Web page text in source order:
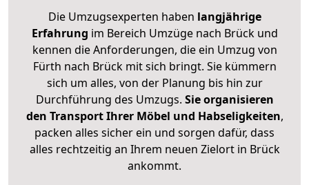
Die Umzugsexperten haben langjährige
Erfahrung im Bereich Umzüge nach Brück und
kennen die Anforderungen, die ein Umzug von
Fürth nach Brück mit sich bringt. Sie kümmern
sich um alles, von der Planung bis hin zur
Durchführung des Umzugs. Sie organisieren
den Transport Ihrer Möbel und Habseligkeiten,
packen alles sicher ein und sorgen dafür, dass
alles rechtzeitig an Ihrem neuen Zielort in Brück
ankommt.